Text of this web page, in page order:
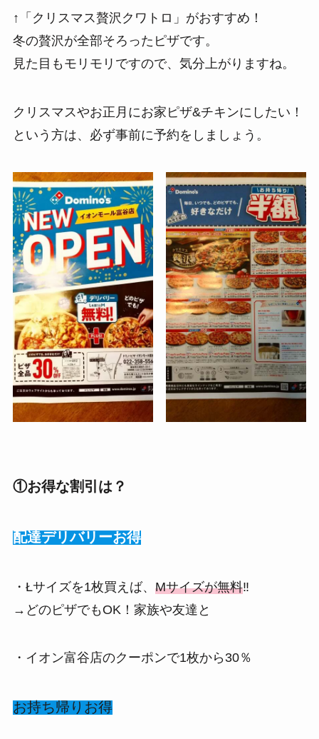
↑「クリスマス贅沢クワトロ」がおすすめ！
冬の贅沢が全部そろったピザです。
見た目もモリモリですので、気分上がりますね。
クリスマスやお正月にお家ピザ&チキンにしたい！
という方は、必ず事前に予約をしましょう。
①お得な割引は？
配達デリバリーお得
・Łサイズを1枚買えば、 Мサイズが無料‼
→どのピザでもOK！家族や友達と
・イオン富谷店のクーポンで1枚から30％
お持ち帰りお得